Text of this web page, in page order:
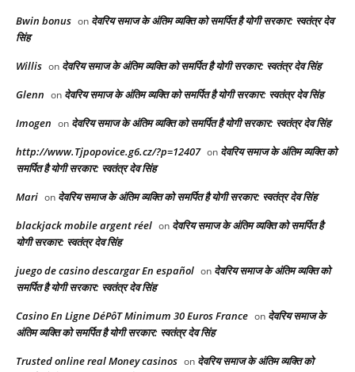
Bwin bonus on देवरिय समाज के अंतिम व्यक्ति को समर्पित है योगी सरकार: स्वतंत्र देव
सिंह
Willis on देवरिय समाज के अंतिम व्यक्ति को समर्पित है योगी सरकार: स्वतंत्र देव सिंह
Glenn on देवरिय समाज के अंतिम व्यक्ति को समर्पित है योगी सरकार: स्वतंत्र देव सिंह
Imogen on देवरिय समाज के अंतिम व्यक्ति को समर्पित है योगी सरकार: स्वतंत्र देव सिंह
http://www.Tjpopovice.g6.cz/?p=12407 on देवरिय समाज के अंतिम व्यक्ति को
समर्पित है योगी सरकार: स्वतंत्र देव सिंह
Mari on देवरिय समाज के अंतिम व्यक्ति को समर्पित है योगी सरकार: स्वतंत्र देव सिंह
blackjack mobile argent réel on देवरिय समाज के अंतिम व्यक्ति को समर्पित है
योगी सरकार: स्वतंत्र देव सिंह
juego de casino descargar En español on देवरिय समाज के अंतिम व्यक्ति को
समर्पित है योगी सरकार: स्वतंत्र देव सिंह
Casino En Ligne DéPôT Minimum 30 Euros France on देवरिय समाज के
अंतिम व्यक्ति को समर्पित है योगी सरकार: स्वतंत्र देव सिंह
Trusted online real Money casinos on देवरिय समाज के अंतिम व्यक्ति को